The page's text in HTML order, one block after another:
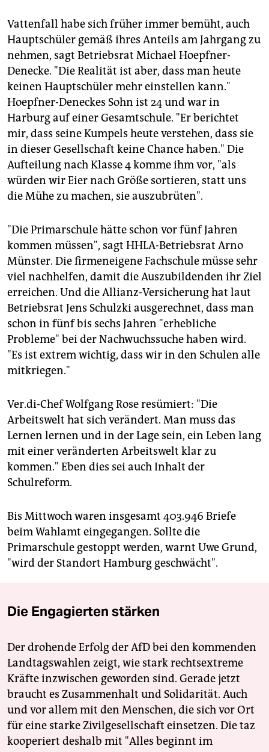
Vattenfall habe sich früher immer bemüht, auch
Hauptschüler gemäß ihres Anteils am Jahrgang zu
nehmen, sagt Betriebsrat Michael Hoepfner-
Denecke. "Die Realität ist aber, dass man heute
keinen Hauptschüler mehr einstellen kann."
Hoepfner-Deneckes Sohn ist 24 und war in
Harburg auf einer Gesamtschule. "Er berichtet
mir, dass seine Kumpels heute verstehen, dass sie
in dieser Gesellschaft keine Chance haben." Die
Aufteilung nach Klasse 4 komme ihm vor, "als
würden wir Eier nach Größe sortieren, statt uns
die Mühe zu machen, sie auszubrüten".
"Die Primarschule hätte schon vor fünf Jahren
kommen müssen", sagt HHLA-Betriebsrat Arno
Münster. Die firmeneigene Fachschule müsse sehr
viel nachhelfen, damit die Auszubildenden ihr Ziel
erreichen. Und die Allianz-Versicherung hat laut
Betriebsrat Jens Schulzki ausgerechnet, dass man
schon in fünf bis sechs Jahren "erhebliche
Probleme" bei der Nachwuchssuche haben wird.
"Es ist extrem wichtig, dass wir in den Schulen alle
mitkriegen."
Ver.di-Chef Wolfgang Rose resümiert: "Die
Arbeitswelt hat sich verändert. Man muss das
Lernen lernen und in der Lage sein, ein Leben lang
mit einer veränderten Arbeitswelt klar zu
kommen." Eben dies sei auch Inhalt der
Schulreform.
Bis Mittwoch waren insgesamt 403.946 Briefe
beim Wahlamt eingegangen. Sollte die
Primarschule gestoppt werden, warnt Uwe Grund,
"wird der Standort Hamburg geschwächt".
Die Engagierten stärken
Der drohende Erfolg der AfD bei den kommenden
Landtagswahlen zeigt, wie stark rechtsextreme
Kräfte inzwischen geworden sind. Gerade jetzt
braucht es Zusammenhalt und Solidarität. Auch
und vor allem mit den Menschen, die sich vor Ort
für eine starke Zivilgesellschaft einsetzen. Die taz
kooperiert deshalb mit "Alles beginnt im